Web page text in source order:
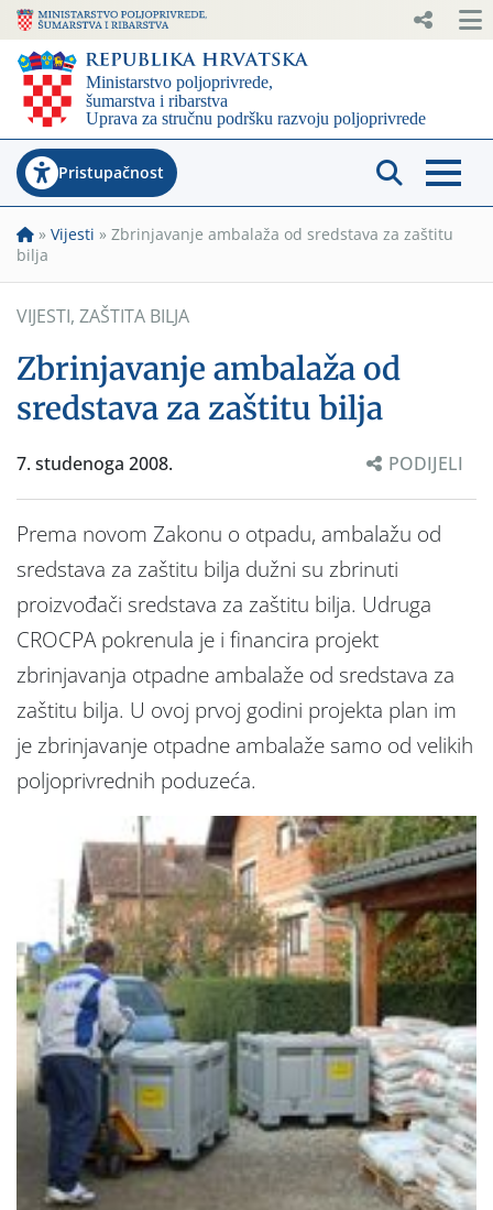
Pristupačnost
» Vijesti » Zbrinjavanje ambalaža od sredstava za zaštitu
bilja
VIJESTI, ZAŠTITA BILJA
Zbrinjavanje ambalaža od
sredstava za zaštitu bilja
7. studenoga 2008. PODIJELI
Prema novom Zakonu o otpadu, ambalažu od
sredstava za zaštitu bilja dužni su zbrinuti
proizvođači sredstava za zaštitu bilja. Udruga
CROCPA pokrenula je i financira projekt
zbrinjavanja otpadne ambalaže od sredstava za
zaštitu bilja. U ovoj prvoj godini projekta plan im
je zbrinjavanje otpadne ambalaže samo od velikih
poljoprivrednih poduzeća.